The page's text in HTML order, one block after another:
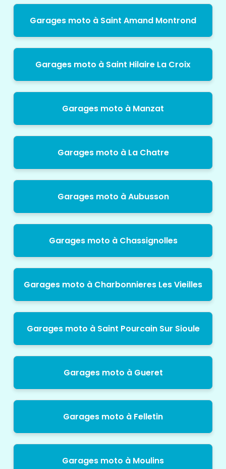
Garages moto à Saint Amand Montrond
Garages moto à Saint Hilaire La Croix
Garages moto à Manzat
Garages moto à La Chatre
Garages moto à Aubusson
Garages moto à Chassignolles
Garages moto à Charbonnieres Les Vieilles
Garages moto à Saint Pourcain Sur Sioule
Garages moto à Gueret
Garages moto à Felletin
Garages moto à Moulins